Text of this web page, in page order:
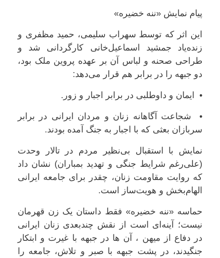
پیام نمایش «ننه خضیره»
این اثر که توسط سهراب سلیمی، حمید مظفری و
زنده‌یاد جمشید اسماعیل‌خانی کارگردانی شد و
طراحی صحنه و لباس آن بر عهده پروین ملک بود،
دو جبهه را در برابر هم قرار می‌دهد:
• ایمان و داوطلبی در برابر اجبار و زور.
• شجاعت آگاهانه زنان و مردان ایرانی در برابر
سربازان بعثی که با اجبار به جنگ آمده بودند.
نمایش با استقبال بی‌نظیر مردم در تالار وحدت
(علی‌رغم شرایط جنگی و تهدید بمباران) نشان داد
که روایت مقاومت زنان، چقدر برای جامعه ایرانی
الهام‌بخش و هویت‌ساز است.
حماسه «ننه خضیره» فقط داستان یک زن قهرمان
نیست؛ آینه‌ای است از نقش چندبعدی زنان ایرانی
در دفاع از میهن ، آن ها در جبهه با غیرت و ابتکار
جنگیدند، در پشت جبهه با صبر و تلاش، جامعه را